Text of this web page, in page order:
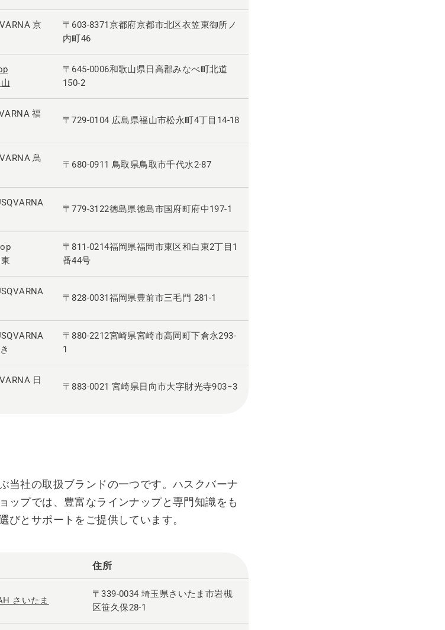
京
〒603-8371京都府京都市北区衣笠東御所ノ
内町46
〒645-0006和歌山県日高郡みなべ町北道
150-2
福
〒729-0104 広島県福山市松永町4丁目14-18
鳥
〒680-0911 鳥取県鳥取市千代水2-87
〒779-3122徳島県徳島市国府町府中197-1
〒811-0214福岡県福岡市東区和白東2丁目1
番44号
〒828-0031福岡県豊前市三毛門 281-1
〒880-2212宮崎県宮崎市高岡町下倉永293-
1
日
〒883-0021 宮崎県日向市大字財光寺903−3
当社の取扱ブランドの一つです。ハスクバーナ
ップでは、豊富なラインナップと専門知識をも
びとサポートをご提供しています。
住所
さいたま
〒339-0034 埼玉県さいたま市岩槻
区笹久保28-1